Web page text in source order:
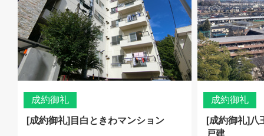
成約御礼
[成約御礼]目白ときわマンション
成約御礼
[成約御礼]八
戸建